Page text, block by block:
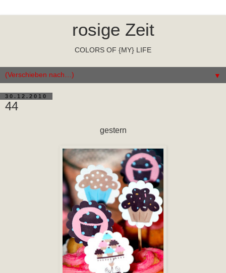
rosige Zeit
COLORS OF {MY} LIFE
▼
30.12.2010
44
gestern